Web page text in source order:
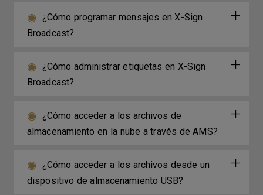
¿Cómo programar mensajes en X-Sign
Broadcast?
¿Cómo administrar etiquetas en X-Sign
Broadcast?
¿Cómo acceder a los archivos de
almacenamiento en la nube a través de AMS?
¿Cómo acceder a los archivos desde un
dispositivo de almacenamiento USB?